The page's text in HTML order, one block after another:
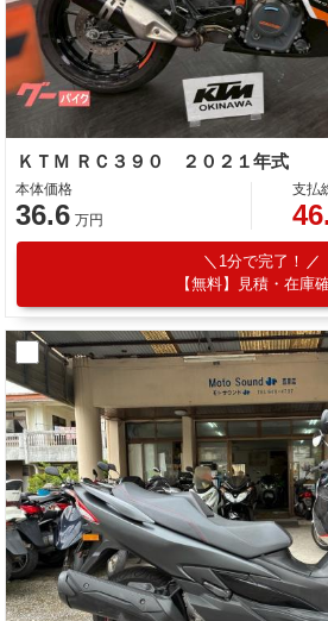
ＫＴＭ ＲＣ３９０ ２０２１年式
本体価格
36.6 万円
支払
1分で完了！
【無料】見積・在庫